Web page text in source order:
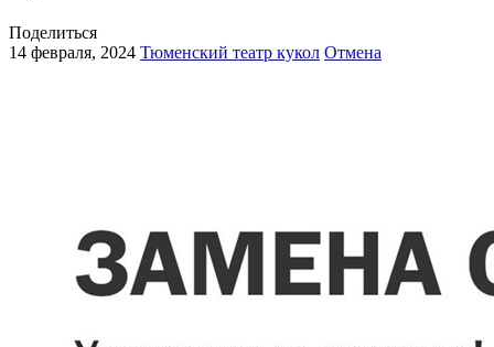
Поделиться
14 февраля, 2024 Тюменский театр кукол Отмена